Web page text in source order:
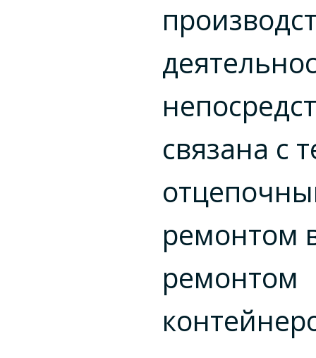
связана с
ремонтом
ремонтом